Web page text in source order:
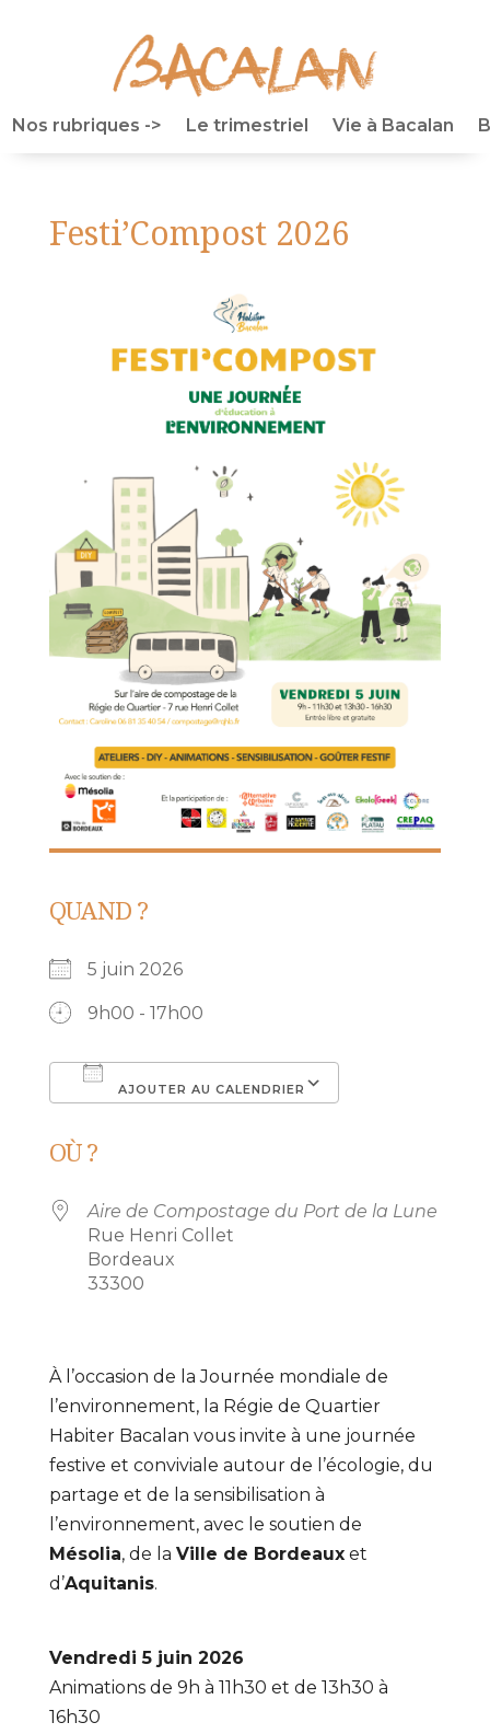
Nos rubriques -> Le trimestriel Vie à Bacalan
Festi’Compost 2026
QUAND ?
5 juin 2026
9h00 - 17h00
AJOUTER AU CALENDRIER
OÙ ?
Aire de Compostage du Port de la Lune
Rue Henri Collet
Bordeaux
33300
À l’occasion de la Journée mondiale de
l’environnement, la Régie de Quartier
Habiter Bacalan vous invite à une journée
festive et conviviale autour de l’écologie, du
partage et de la sensibilisation à
l’environnement, avec le soutien de
Mésolia, de la Ville de Bordeauxet
d’Aquitanis.
Vendredi 5 juin 2026
Animations de 9h à 11h30 et de 13h30 à
16h30